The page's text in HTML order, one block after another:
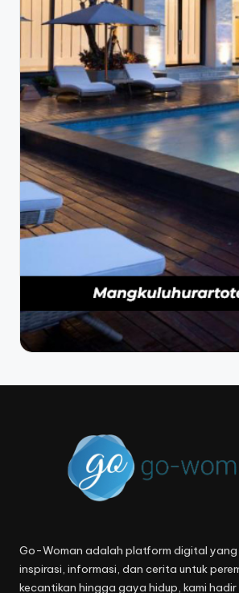
Go-Woman adalah platform digital yang
inspirasi, informasi, dan cerita untuk
kecantikan hingga gaya hidup, kami hadir